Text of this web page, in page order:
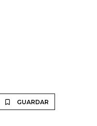
GUARDAR